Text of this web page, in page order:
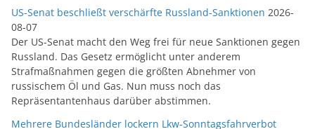
US-Senat beschließt verschärfte Russland-Sanktionen 2026-
08-07
Der US-Senat macht den Weg frei für neue Sanktionen gegen
Russland. Das Gesetz ermöglicht unter anderem
Strafmaßnahmen gegen die größten Abnehmer von
russischem Öl und Gas. Nun muss noch das
Repräsentantenhaus darüber abstimmen.
Mehrere Bundesländer lockern Lkw-Sonntagsfahrverbot